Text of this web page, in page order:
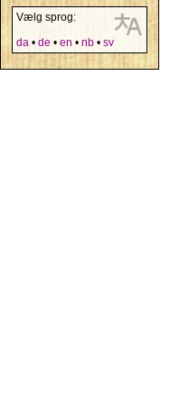
Vælg sprog:
da • de • en • nb • sv